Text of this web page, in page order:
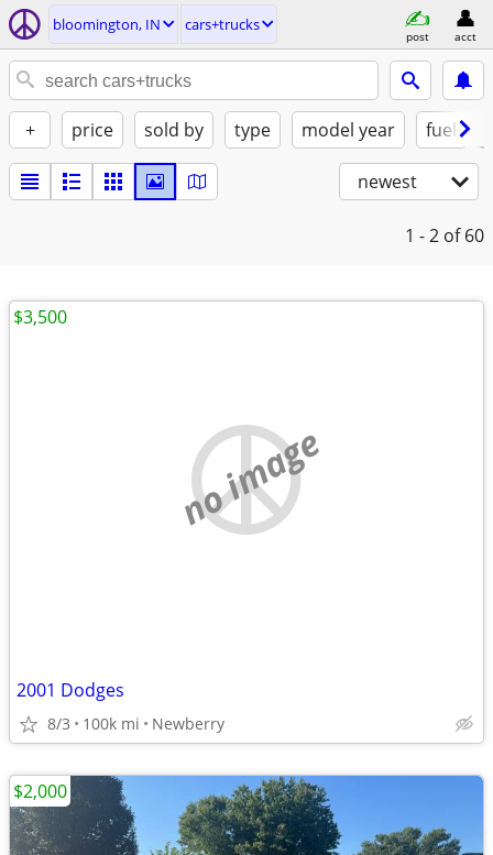
bloomington, IN cars+trucks
post acct
+ price sold by type model year fuel
newest
1 - 2 of 60
no image
2001 Dodges
8/3 100k mi Newberry
$3,500
$2,000